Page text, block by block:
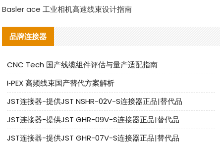
Basler ace 工业相机高速线束设计指南
品牌连接器
CNC Tech 国产线缆组件评估与量产适配指南
I‑PEX 高频线束国产替代方案解析
JST连接器-提供JST NSHR-02V-S连接器正品|替代品
JST连接器-提供JST GHR-09V-S连接器正品|替代品
JST连接器-提供JST GHR-07V-S连接器正品|替代品